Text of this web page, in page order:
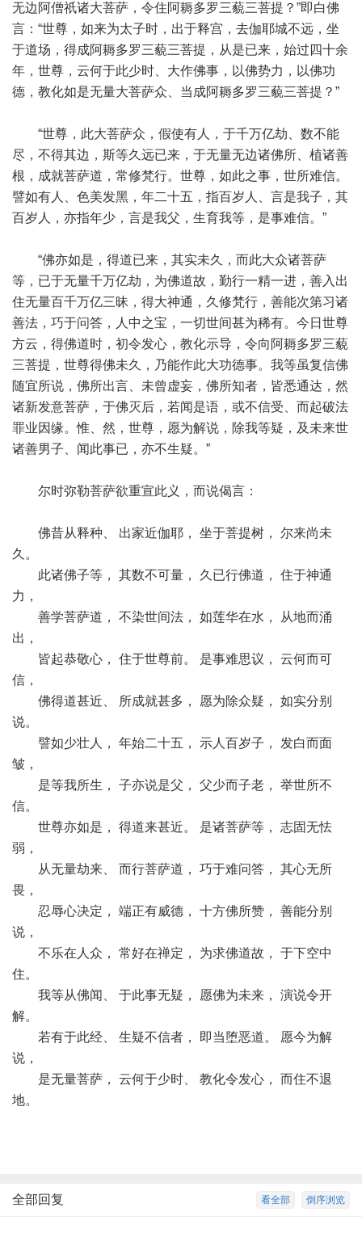
无边阿僧祇诸大菩萨，令住阿耨多罗三藐三菩提？”即白佛
言：“世尊，如来为太子时，出于释宫，去伽耶城不远，坐
于道场，得成阿耨多罗三藐三菩提，从是已来，始过四十余
年，世尊，云何于此少时、大作佛事，以佛势力，以佛功
德，教化如是无量大菩萨众、当成阿耨多罗三藐三菩提？”
“世尊，此大菩萨众，假使有人，于千万亿劫、数不能
尽，不得其边，斯等久远已来，于无量无边诸佛所、植诸善
根，成就菩萨道，常修梵行。世尊，如此之事，世所难信。
譬如有人、色美发黑，年二十五，指百岁人、言是我子，其
百岁人，亦指年少，言是我父，生育我等，是事难信。”
“佛亦如是，得道已来，其实未久，而此大众诸菩萨
等，已于无量千万亿劫，为佛道故，勤行一精一进，善入出
住无量百千万亿三昧，得大神通，久修梵行，善能次第习诸
善法，巧于问答，人中之宝，一切世间甚为稀有。今日世尊
方云，得佛道时，初令发心，教化示导，令向阿耨多罗三藐
三菩提，世尊得佛未久，乃能作此大功德事。我等虽复信佛
随宜所说，佛所出言、未曾虚妄，佛所知者，皆悉通达，然
诸新发意菩萨，于佛灭后，若闻是语，或不信受、而起破法
罪业因缘。惟、然，世尊，愿为解说，除我等疑，及未来世
诸善男子、闻此事已，亦不生疑。”
尔时弥勒菩萨欲重宣此义，而说偈言：
佛昔从释种、 出家近伽耶， 坐于菩提树， 尔来尚未
久。
此诸佛子等， 其数不可量， 久已行佛道， 住于神通
力，
善学菩萨道， 不染世间法， 如莲华在水， 从地而涌
出，
皆起恭敬心， 住于世尊前。 是事难思议， 云何而可
信，
佛得道甚近、 所成就甚多， 愿为除众疑， 如实分别
说。
譬如少壮人， 年始二十五， 示人百岁子， 发白而面
皱，
是等我所生， 子亦说是父， 父少而子老， 举世所不
信。
世尊亦如是， 得道来甚近。 是诸菩萨等， 志固无怯
弱，
从无量劫来、 而行菩萨道， 巧于难问答， 其心无所
畏，
忍辱心决定， 端正有威德， 十方佛所赞， 善能分别
说，
不乐在人众， 常好在禅定， 为求佛道故， 于下空中
住。
我等从佛闻、 于此事无疑， 愿佛为未来， 演说令开
解。
若有于此经、 生疑不信者， 即当堕恶道。 愿今为解
说，
是无量菩萨， 云何于少时、 教化令发心， 而住不退
地。
倒序浏览
看全部
全部回复